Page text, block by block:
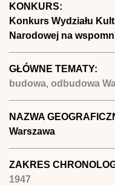
KONKURS:
Konkurs Wydziału
Narodowej na
GŁÓWNE TEMATY:
budowa, odbudowa
NAZWA
Warszawa
ZAKRES
1947